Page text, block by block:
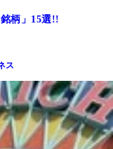
柄」15選!!
ス